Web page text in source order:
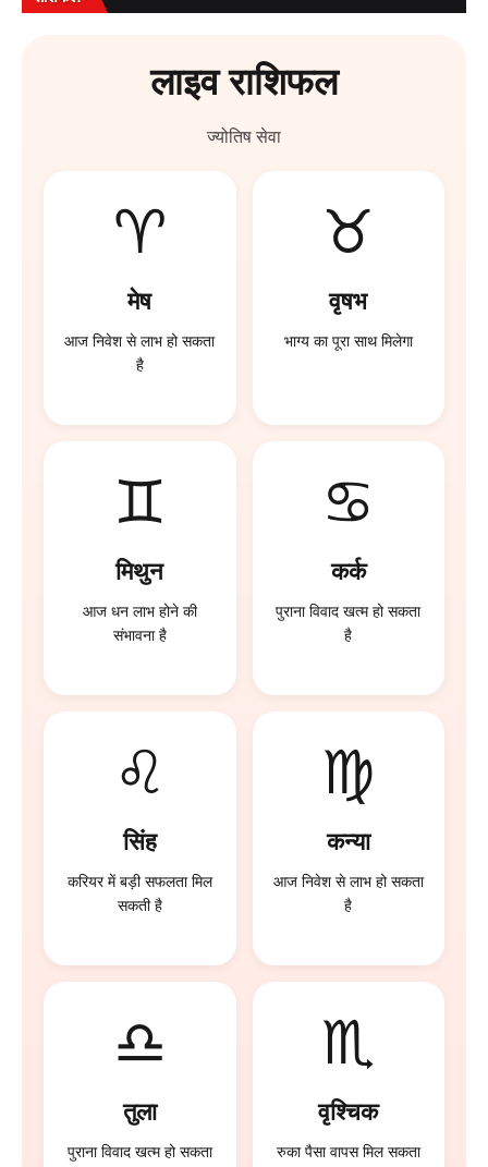
लाइव राशिफल
ज्योतिष सेवा
♈
मेष
आज निवेश से लाभ हो सकता
है
♉
वृषभ
भाग्य का पूरा साथ मिलेगा
♊
मिथुन
आज धन लाभ होने की
संभावना है
♋
कर्क
पुराना विवाद खत्म हो सकता
है
♌
सिंह
करियर में बड़ी सफलता मिल
सकती है
♍
कन्या
आज निवेश से लाभ हो सकता
है
♎
तुला
पुराना विवाद खत्म हो सकता
♏
वृश्चिक
रुका पैसा वापस मिल सकता